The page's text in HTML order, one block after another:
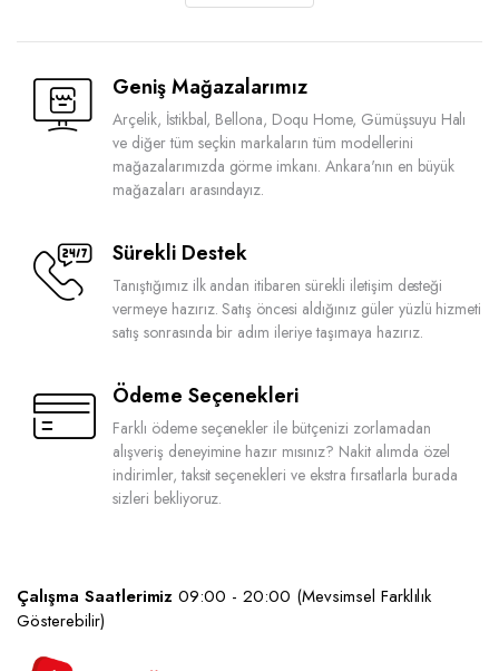
Geniş Mağazalarımız
Arçelik, İstikbal, Bellona, Doqu Home, Gümüşsuyu Halı
ve diğer tüm seçkin markaların tüm modellerini
mağazalarımızda görme imkanı. Ankara'nın en büyük
mağazaları arasındayız.
Sürekli Destek
Tanıştığımız ilk andan itibaren sürekli iletişim desteği
vermeye hazırız. Satış öncesi aldığınız güler yüzlü hizmeti
satış sonrasında bir adım ileriye taşımaya hazırız.
Ödeme Seçenekleri
Farklı ödeme seçenekler ile bütçenizi zorlamadan
alışveriş deneyimine hazır mısınız? Nakit alımda özel
indirimler, taksit seçenekleri ve ekstra fırsatlarla burada
sizleri bekliyoruz.
Çalışma Saatlerimiz 09:00 - 20:00 (Mevsimsel Farklılık
Gösterebilir)